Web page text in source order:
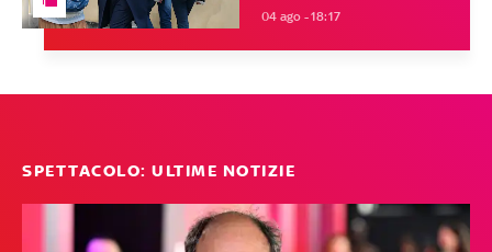
04 ago - 18:17
SPETTACOLO: ULTIME NOTIZIE